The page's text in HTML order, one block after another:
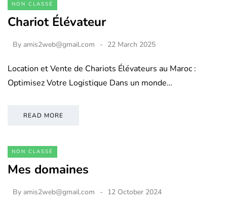
NON CLASSÉ
Chariot Élévateur
By amis2web@gmail.com 22 March 2025
Location et Vente de Chariots Élévateurs au Maroc :
Optimisez Votre Logistique Dans un monde…
READ MORE
NON CLASSÉ
Mes domaines
By amis2web@gmail.com 12 October 2024